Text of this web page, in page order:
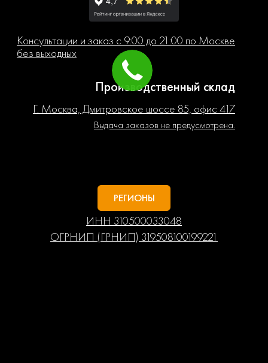
Консультации и заказ с 9:00 до 21:00 по Москве
без выходных
Производственный склад
Г. Москва, Дмитровское шоссе 85, офис 417
Выдача заказов не предусмотрена.
РЕГИОНЫ
ИНН 310500033048
ОГРНИП (ГРНИП) 319508100199221